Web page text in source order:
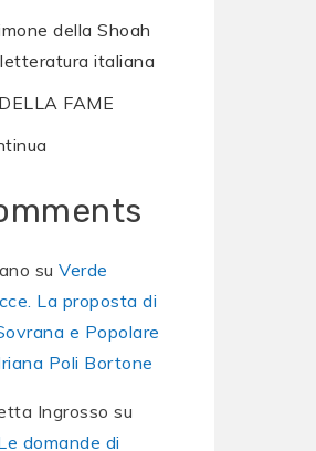
della Shoah
italiana
FAME
suVerde
La proposta di
e Popolare
Poli Bortone
Ingrosso su
domande di